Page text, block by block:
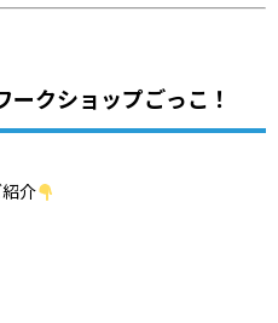
クショップごっこ！
介